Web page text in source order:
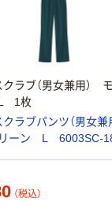
ラブ（男女兼用）
L 1枚
ラブパンツ（男女兼
リーン L 6003SC-
（税込）